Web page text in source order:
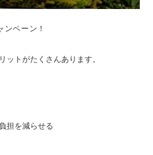
ペーン！
ットがたくさんあります。
担を減らせる